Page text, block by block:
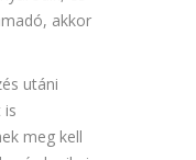
akkor
utáni
is
meg kell